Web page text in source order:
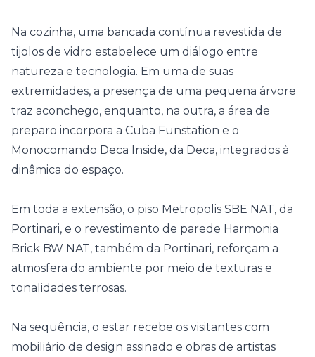
Na cozinha, uma bancada contínua revestida de
tijolos de vidro estabelece um diálogo entre
natureza e tecnologia. Em uma de suas
extremidades, a presença de uma pequena árvore
traz aconchego, enquanto, na outra, a área de
preparo incorpora a Cuba Funstation e o
Monocomando Deca Inside, da Deca, integrados à
dinâmica do espaço.
Em toda a extensão, o piso Metropolis SBE NAT, da
Portinari, e o revestimento de parede Harmonia
Brick BW NAT, também da Portinari, reforçam a
atmosfera do ambiente por meio de texturas e
tonalidades terrosas.
Na sequência, o estar recebe os visitantes com
mobiliário de design assinado e obras de artistas